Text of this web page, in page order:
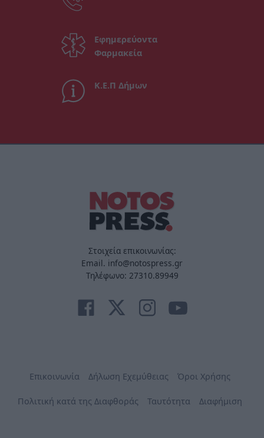
Εφημερεύοντα
Φαρμακεία
Κ.Ε.Π Δήμων
Στοιχεία επικοινωνίας:
Email. info@notospress.gr
Τηλέφωνο: 27310.89949
Επικοινωνία Δήλωση Εχεμύθειας Όροι Χρήσης
Πολιτική κατά της Διαφθοράς Ταυτότητα Διαφήμιση